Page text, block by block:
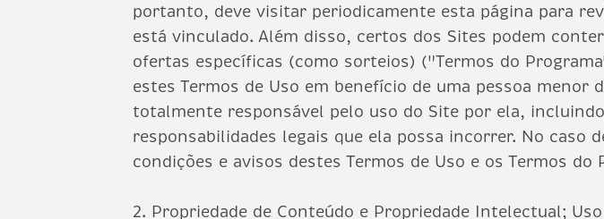
portanto, deve visitar periodicamente esta página para
está vinculado. Além disso, certos dos Sites podem
ofertas específicas (como sorteios) ("Termos do
estes Termos de Uso em benefício de uma pessoa menor
totalmente responsável pelo uso do Site por ela,
responsabilidades legais que ela possa incorrer. No
condições e avisos destes Termos de Uso e os Termos
2. Propriedade de Conteúdo e Propriedade Intelectual;